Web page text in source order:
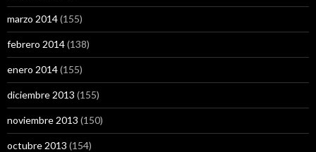
marzo 2014(155)
febrero 2014(138)
enero 2014(155)
diciembre 2013 (155)
noviembre 2013 (150)
octubre 2013 (154)